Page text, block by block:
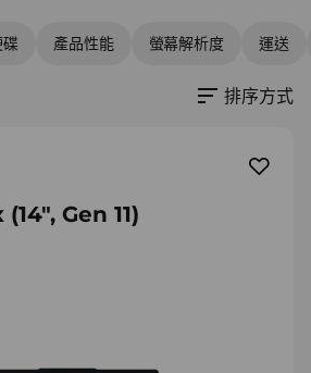
碟 產品性能 螢幕解析度 運送
排序方式
Gen 11)